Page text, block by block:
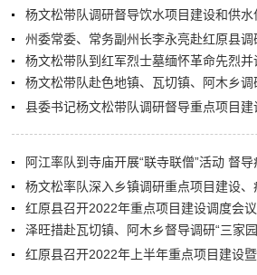
红原县召开2022年重点项目建设调度会议